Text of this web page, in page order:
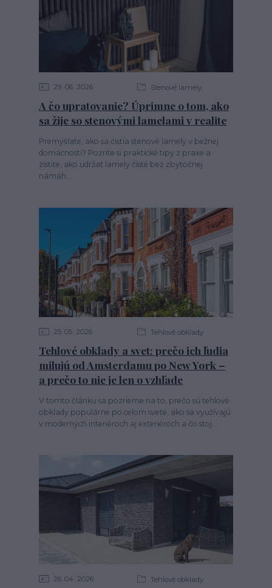
29 06 2026 Stenové lamely
A čo upratovanie? Úprimne o tom, ako
sa žije so stenovými lamelami v realite
Premýšľate, ako sa čistia stenové lamely v bežnej
domácnosti? Pozrite si praktické tipy z praxe a
zistite, ako udržať lamely čisté bez zbytočnej
námah...
25 05 2026 Tehlové obklady
Tehlové obklady a svet: prečo ich ľudia
milujú od Amsterdamu po New York –
a prečo to nie je len o vzhľade
V tomto článku sa pozrieme na to, prečo sú tehlové
obklady populárne po celom svete, ako sa využívajú
v moderných interiéroch aj exteriéroch a čo stoj...
26 04 2026 Tehlové obklady